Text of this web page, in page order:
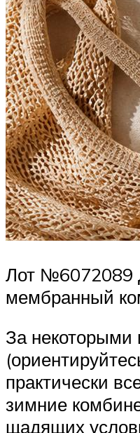
Лот №6072089
мембранный
За некоторыми
практически
зимние
щадящих